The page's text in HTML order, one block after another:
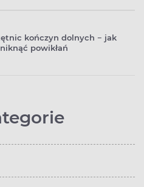
kończyn dolnych − jak
powikłań